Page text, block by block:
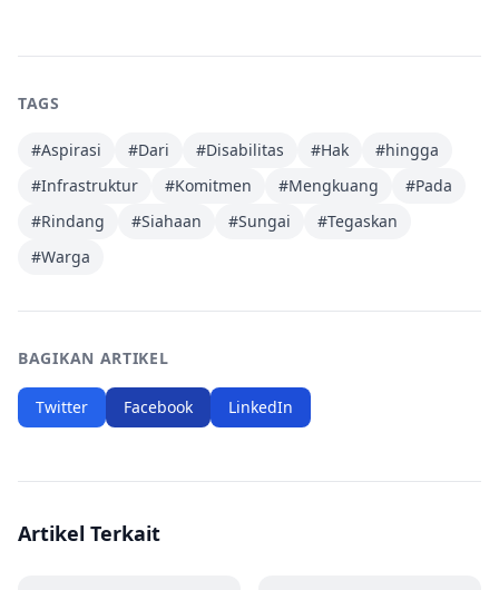
TAGS
#Aspirasi #Dari #Disabilitas #Hak #hingga
#Infrastruktur #Komitmen #Mengkuang #Pada
#Rindang #Siahaan #Sungai #Tegaskan
#Warga
BAGIKAN ARTIKEL
Twitter Facebook LinkedIn
Artikel Terkait